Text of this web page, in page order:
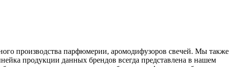
производства парфюмерии, аромодифузоров свечей. Мы также
продукции данных брендов всегда представлена в нашем